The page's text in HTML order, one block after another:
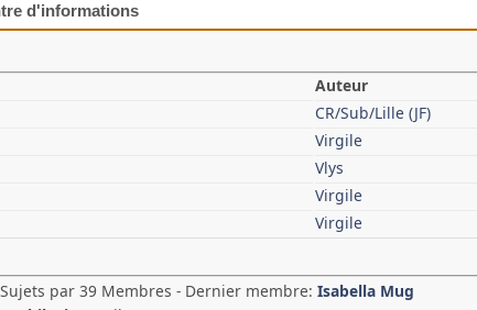
d'informations
Auteur
CR/Sub/Lille (JF)
Virgile
Vlys
Virgile
Virgile
par 39 Membres - Dernier membre: Isabella Mug